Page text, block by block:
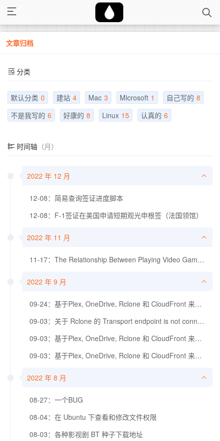
文章归档
分类
默认分类 0 建站 4 Mac 3 Microsoft 1 自己写的 8
不是我写的 6 好康的 8 Linux 15 认真的 6
时间轴 （月）
2022 年 12 月
12-08：简易查询签证进度脚本
12-08：F-1签证在美国申请短期观光申根签（法国领馆）
2022 年 11 月
11-17：The Relationship Between Playing Video Games And The Possibility Of Getting Cardiovascular Diseases
2022 年 9 月
09-24：基于Plex, OneDrive, Rclone 和 CloudFront 来部署个人影音环境（三）- 安装 Plex Media 服务器端
09-03：关于 Rclone 的 Transport endpoint is not connected 问题的一个解决方案
09-03：基于Plex, OneDrive, Rclone 和 CloudFront 来部署个人影音环境（二）
09-03：基于Plex, OneDrive, Rclone 和 CloudFront 来部署个人影音环境（一）
2022 年 8 月
08-27：一个BUG
08-04：在 Ubuntu 下查看和修改文件权限
08-03：各种影视剧 BT 种子下载地址